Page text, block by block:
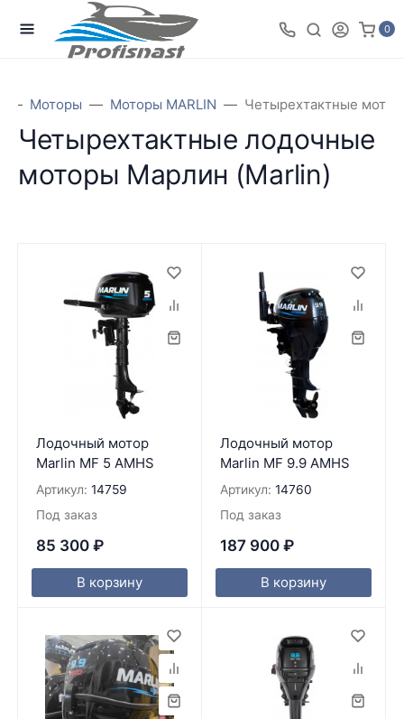
0
Моторы Моторы MARLIN Четырехтактные
Четырехтактные лодочные
моторы Марлин (Marlin)
Лодочный мотор
Marlin MF 5 AMHS
Артикул: 14759
Под заказ
85 300 ₽
В корзину
Лодочный мотор
Marlin MF 9.9 AMHS
Артикул: 14760
Под заказ
187 900 ₽
В корзину